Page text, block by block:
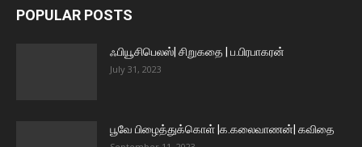
POPULAR POSTS
ஃபியூசிபெலஸ்| சிறுகதை | ப.பிரபாகரன்
July 31, 2023
பூவே பிழைத்துக்கொள் |க.கலைவாணன்| கவிதை